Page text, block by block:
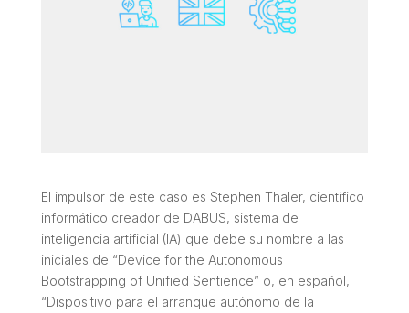
El impulsor de este caso es Stephen Thaler, científico
informático creador de DABUS, sistema de
inteligencia artificial (IA) que debe su nombre a las
iniciales de “Device for the Autonomous
Bootstrapping of Unified Sentience” o, en español,
“Dispositivo para el arranque autónomo de la